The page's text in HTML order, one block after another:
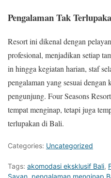
Pengalaman Tak
Resort ini dikenal dengan
profesional, menjadikan setiap
in hingga kegiatan harian, staf
pengalaman yang sesuai dengan
pengunjung. Four Seasons
tempat menginap, tetapi juga
terlupakan di Bali.
Categories: Uncategorized
Tags: akomodasi eksklusif Bali,
Sayan pengalaman menginap